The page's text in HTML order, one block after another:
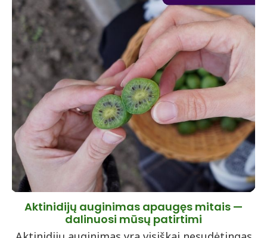
Aktinidijų auginimas apaugęs mitais —
dalinuosi mūsų patirtimi